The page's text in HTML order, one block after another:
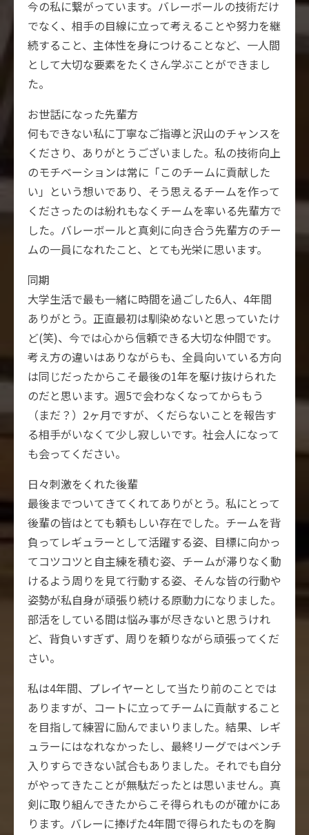
今の私に繋がっています。バレーボールの技術だけ
でなく、相手の目線に立って考えることや努力を継
続すること、主体性を身につけることなど、一人間
として大切な要素をたくさん学ぶことができまし
た。
お世話になった先輩方
何もできない私に丁寧なご指導と沢山のチャンスを
くださり、ありがとうございました。私の技術向上
のモチベーションは常に「このチームに貢献した
い」という想いであり、そう思えるチームを作って
くださったのは紛れもなくチームを率いる先輩方で
した。バレーボールと真剣に向き合う先輩方のチー
ムの一員になれたこと、とても光栄に思います。
同期
大学生活で最も一緒に時間を過ごした6人、4年間
ありがとう。正直最初は馴染めないと思っていたけ
ど(笑)、今では心から信頼できる大切な仲間です。
考え方の違いはありながらも、全員向いている方向
は同じだったからこそ最後の1年を駆け抜けられた
のだと思います。週5で会わなくなってからもう
（まだ？）2ヶ月ですが、くだらないことを報告す
る相手がいなくて少し寂しいです。社会人になって
も会ってください。
日々刺激をくれた後輩
最後までついてきてくれてありがとう。私にとって
後輩の皆はとても頼もしい存在でした。チームを背
負ってレギュラーとして活躍する姿、目標に向かっ
てコツコツと自主練を積む姿、チームが滞りなく動
けるよう周りを見て行動する姿、そんな皆の行動や
姿勢が私自身が頑張り続ける原動力になりました。
部活をしている間は悩み事が尽きないと思うけれ
ど、背負いすぎず、周りを頼りながら頑張ってくだ
さい。
私は4年間、プレイヤーとして当たり前のことでは
ありますが、コートに立ってチームに貢献すること
を目指して練習に励んでまいりました。結果、レギ
ュラーにはなれなかったし、最終リーグではベンチ
入りすらできない試合もありました。それでも自分
がやってきたことが無駄だったとは思いません。真
剣に取り組んできたからこそ得られものが確かにあ
ります。バレーに捧げた4年間で得られたものを胸